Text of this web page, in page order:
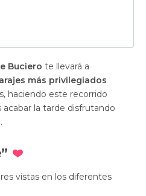
Buciero te llevará a
más privilegiados
haciendo este recorrido
acabar la tarde disfrutando
vistas en los diferentes